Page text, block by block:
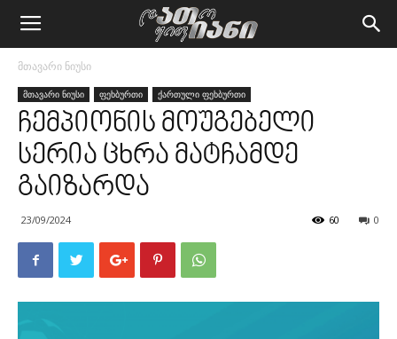
მთავარი ნიუსი
მთავარი ნიუსი ფეხბურთი ქართული ფეხბურთი
ჩემპიონის მოუგებელი
სერია ცხრა მატჩამდე
გაიზარდა
23/09/2024 0
60